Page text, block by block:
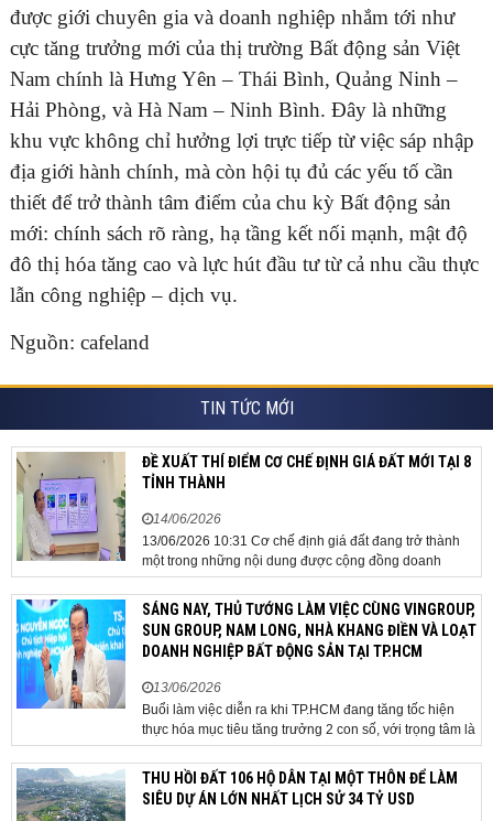
được giới chuyên gia và doanh nghiệp nhắm tới như
cực tăng trưởng mới của thị trường Bất động sản Việt
Nam chính là Hưng Yên – Thái Bình, Quảng Ninh –
Hải Phòng, và Hà Nam – Ninh Bình. Đây là những
khu vực không chỉ hưởng lợi trực tiếp từ việc sáp nhập
địa giới hành chính, mà còn hội tụ đủ các yếu tố cần
thiết để trở thành tâm điểm của chu kỳ Bất động sản
mới: chính sách rõ ràng, hạ tầng kết nối mạnh, mật độ
đô thị hóa tăng cao và lực hút đầu tư từ cả nhu cầu thực
lẫn công nghiệp – dịch vụ.
Nguồn: cafeland
TIN TỨC MỚI
ĐỀ XUẤT THÍ ĐIỂM CƠ CHẾ ĐỊNH GIÁ ĐẤT MỚI TẠI 8
TỈNH THÀNH
14/06/2026
13/06/2026 10:31 Cơ chế định giá đất đang trở thành
một trong những nội dung được cộng đồng doanh
nghiệp, các chuyên gia và cơ quan quản lý đặc biệt
quan tâm khi tác động trực tiếp đến quá trình triển khai
dự án, thu hút đầu tư và sự phát triển ổn định của...
SÁNG NAY, THỦ TƯỚNG LÀM VIỆC CÙNG VINGROUP,
SUN GROUP, NAM LONG, NHÀ KHANG ĐIỀN VÀ LOẠT
DOANH NGHIỆP BẤT ĐỘNG SẢN TẠI TP.HCM
13/06/2026
Buổi làm việc diễn ra khi TP.HCM đang tăng tốc hiện
thực hóa mục tiêu tăng trưởng 2 con số, với trọng tâm là
giải ngân đầu tư công, hoàn thiện mô hình chính quyền
địa phương 2 cấp, phát triển nhà ở xã hội và xử lý các
vướng mắc về cơ chế, chính...
THU HỒI ĐẤT 106 HỘ DÂN TẠI MỘT THÔN ĐỂ LÀM
SIÊU DỰ ÁN LỚN NHẤT LỊCH SỬ 34 TỶ USD